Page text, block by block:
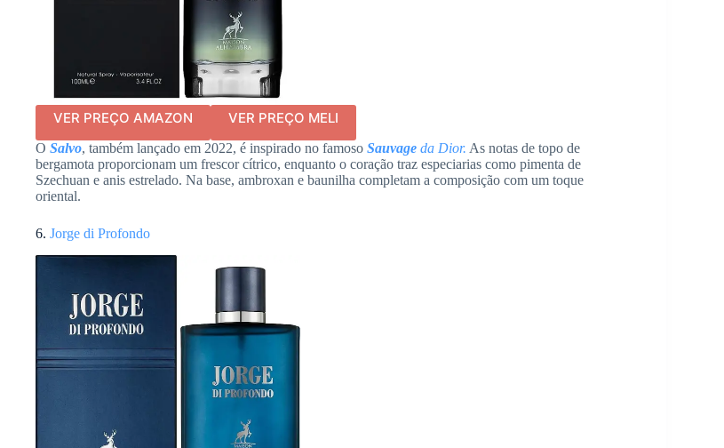
VER PREÇO AMAZON VER PREÇO MELI
O Salvo, também lançado em 2022, é inspirado no famoso Sauvage da Dior. As notas de topo de
bergamota proporcionam um frescor cítrico, enquanto o coração traz especiarias como pimenta de
Szechuan e anis estrelado. Na base, ambroxan e baunilha completam a composição com um toque
oriental.
6. Jorge di Profondo